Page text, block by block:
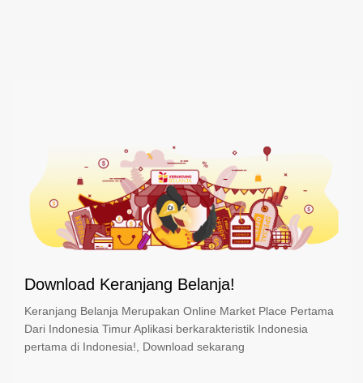
Download Keranjang Belanja!
Keranjang Belanja Merupakan Online Market Place Pertama
Dari Indonesia Timur Aplikasi berkarakteristik Indonesia
pertama di Indonesia!, Download sekarang